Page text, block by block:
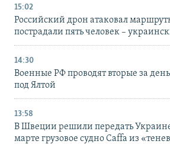
15:02
Российский дрон атаковал
пострадали пять человек –
14:30
Военные РФ проводят вторые за
под Ялтой
13:58
В Швеции решили передать
марте грузовое судно Caffa из